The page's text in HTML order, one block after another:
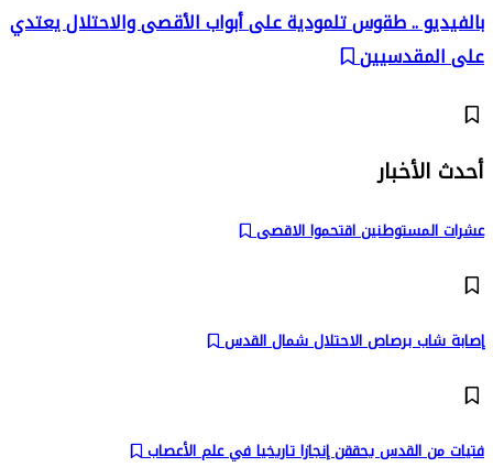
بالفيديو .. طقوس تلمودية على أبواب الأقصى والاحتلال يعتدي
على المقدسيين
أحدث الأخبار
عشرات المستوطنين اقتحموا الاقصى
إصابة شاب برصاص الاحتلال شمال القدس
فتيات من القدس يحققن إنجازا تاريخيا في علم الأعصاب